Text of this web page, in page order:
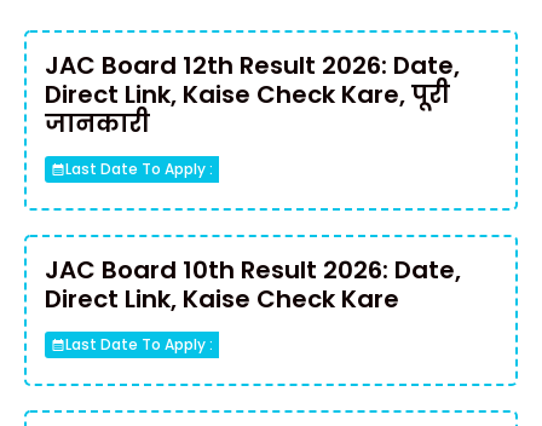
JAC Board 12th Result 2026: Date,
Direct Link, Kaise Check Kare, पूरी
जानकारी
Last Date To Apply :
JAC Board 10th Result 2026: Date,
Direct Link, Kaise Check Kare
Last Date To Apply :